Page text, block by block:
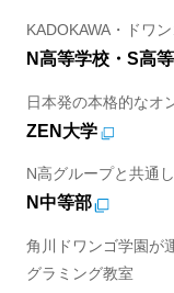
KADOKAWA・ドワ
N高等学校・S高
日本発の本格的なオ
ZEN大学
N高グループと共通
N中等部
角川ドワンゴ学園が
グラミング教室